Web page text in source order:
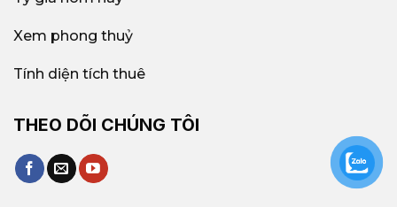
Xem phong thuỷ
Tính diện tích thuê
THEO DÕI CHÚNG TÔI